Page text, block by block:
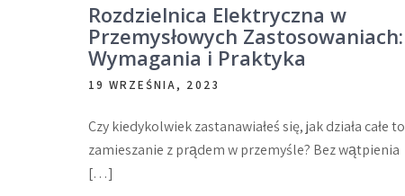
Rozdzielnica Elektryczna w
Przemysłowych Zastosowaniach:
Wymagania i Praktyka
19 WRZEŚNIA, 2023
Czy kiedykolwiek zastanawiałeś się, jak działa całe to
zamieszanie z prądem w przemyśle? Bez wątpienia
[…]